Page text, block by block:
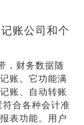
账公司和个
，财务数据随
账。它功能满
账、自动转账
合各种会计准
表功能。用户